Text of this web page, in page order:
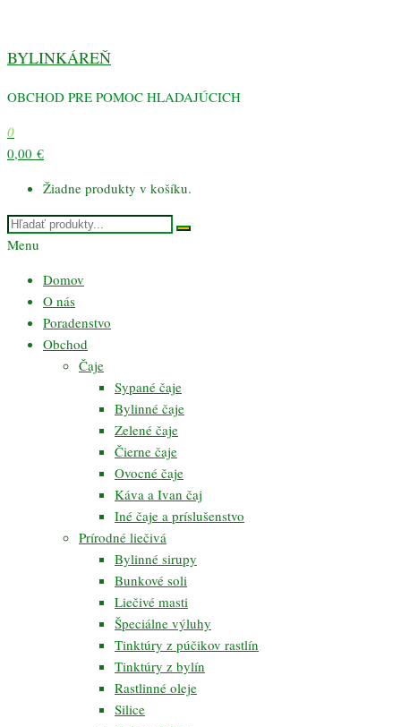
obsah
BYLINKÁREŇ
OBCHOD PRE POMOC HLADAJÚCICH
0
0,00 €
Žiadne produkty v košíku.
Menu
Domov
O nás
Poradenstvo
Obchod
Čaje
Sypané čaje
Bylinné čaje
Zelené čaje
Čierne čaje
Ovocné čaje
Káva a Ivan čaj
Iné čaje a príslušenstvo
Prírodné liečivá
Bylinné sirupy
Bunkové soli
Liečivé masti
Špeciálne výluhy
Tinktúry z púčikov rastlín
Tinktúry z bylín
Rastlinné oleje
Silice